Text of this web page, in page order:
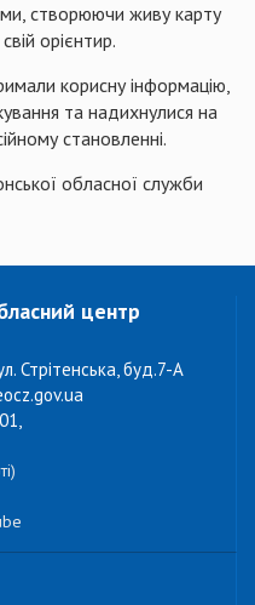
створюючи живу карту
орієнтир.
корисну інформацію,
та надихнулися на
становленні.
обласної служби
центр
Стрітенська, буд.7-А